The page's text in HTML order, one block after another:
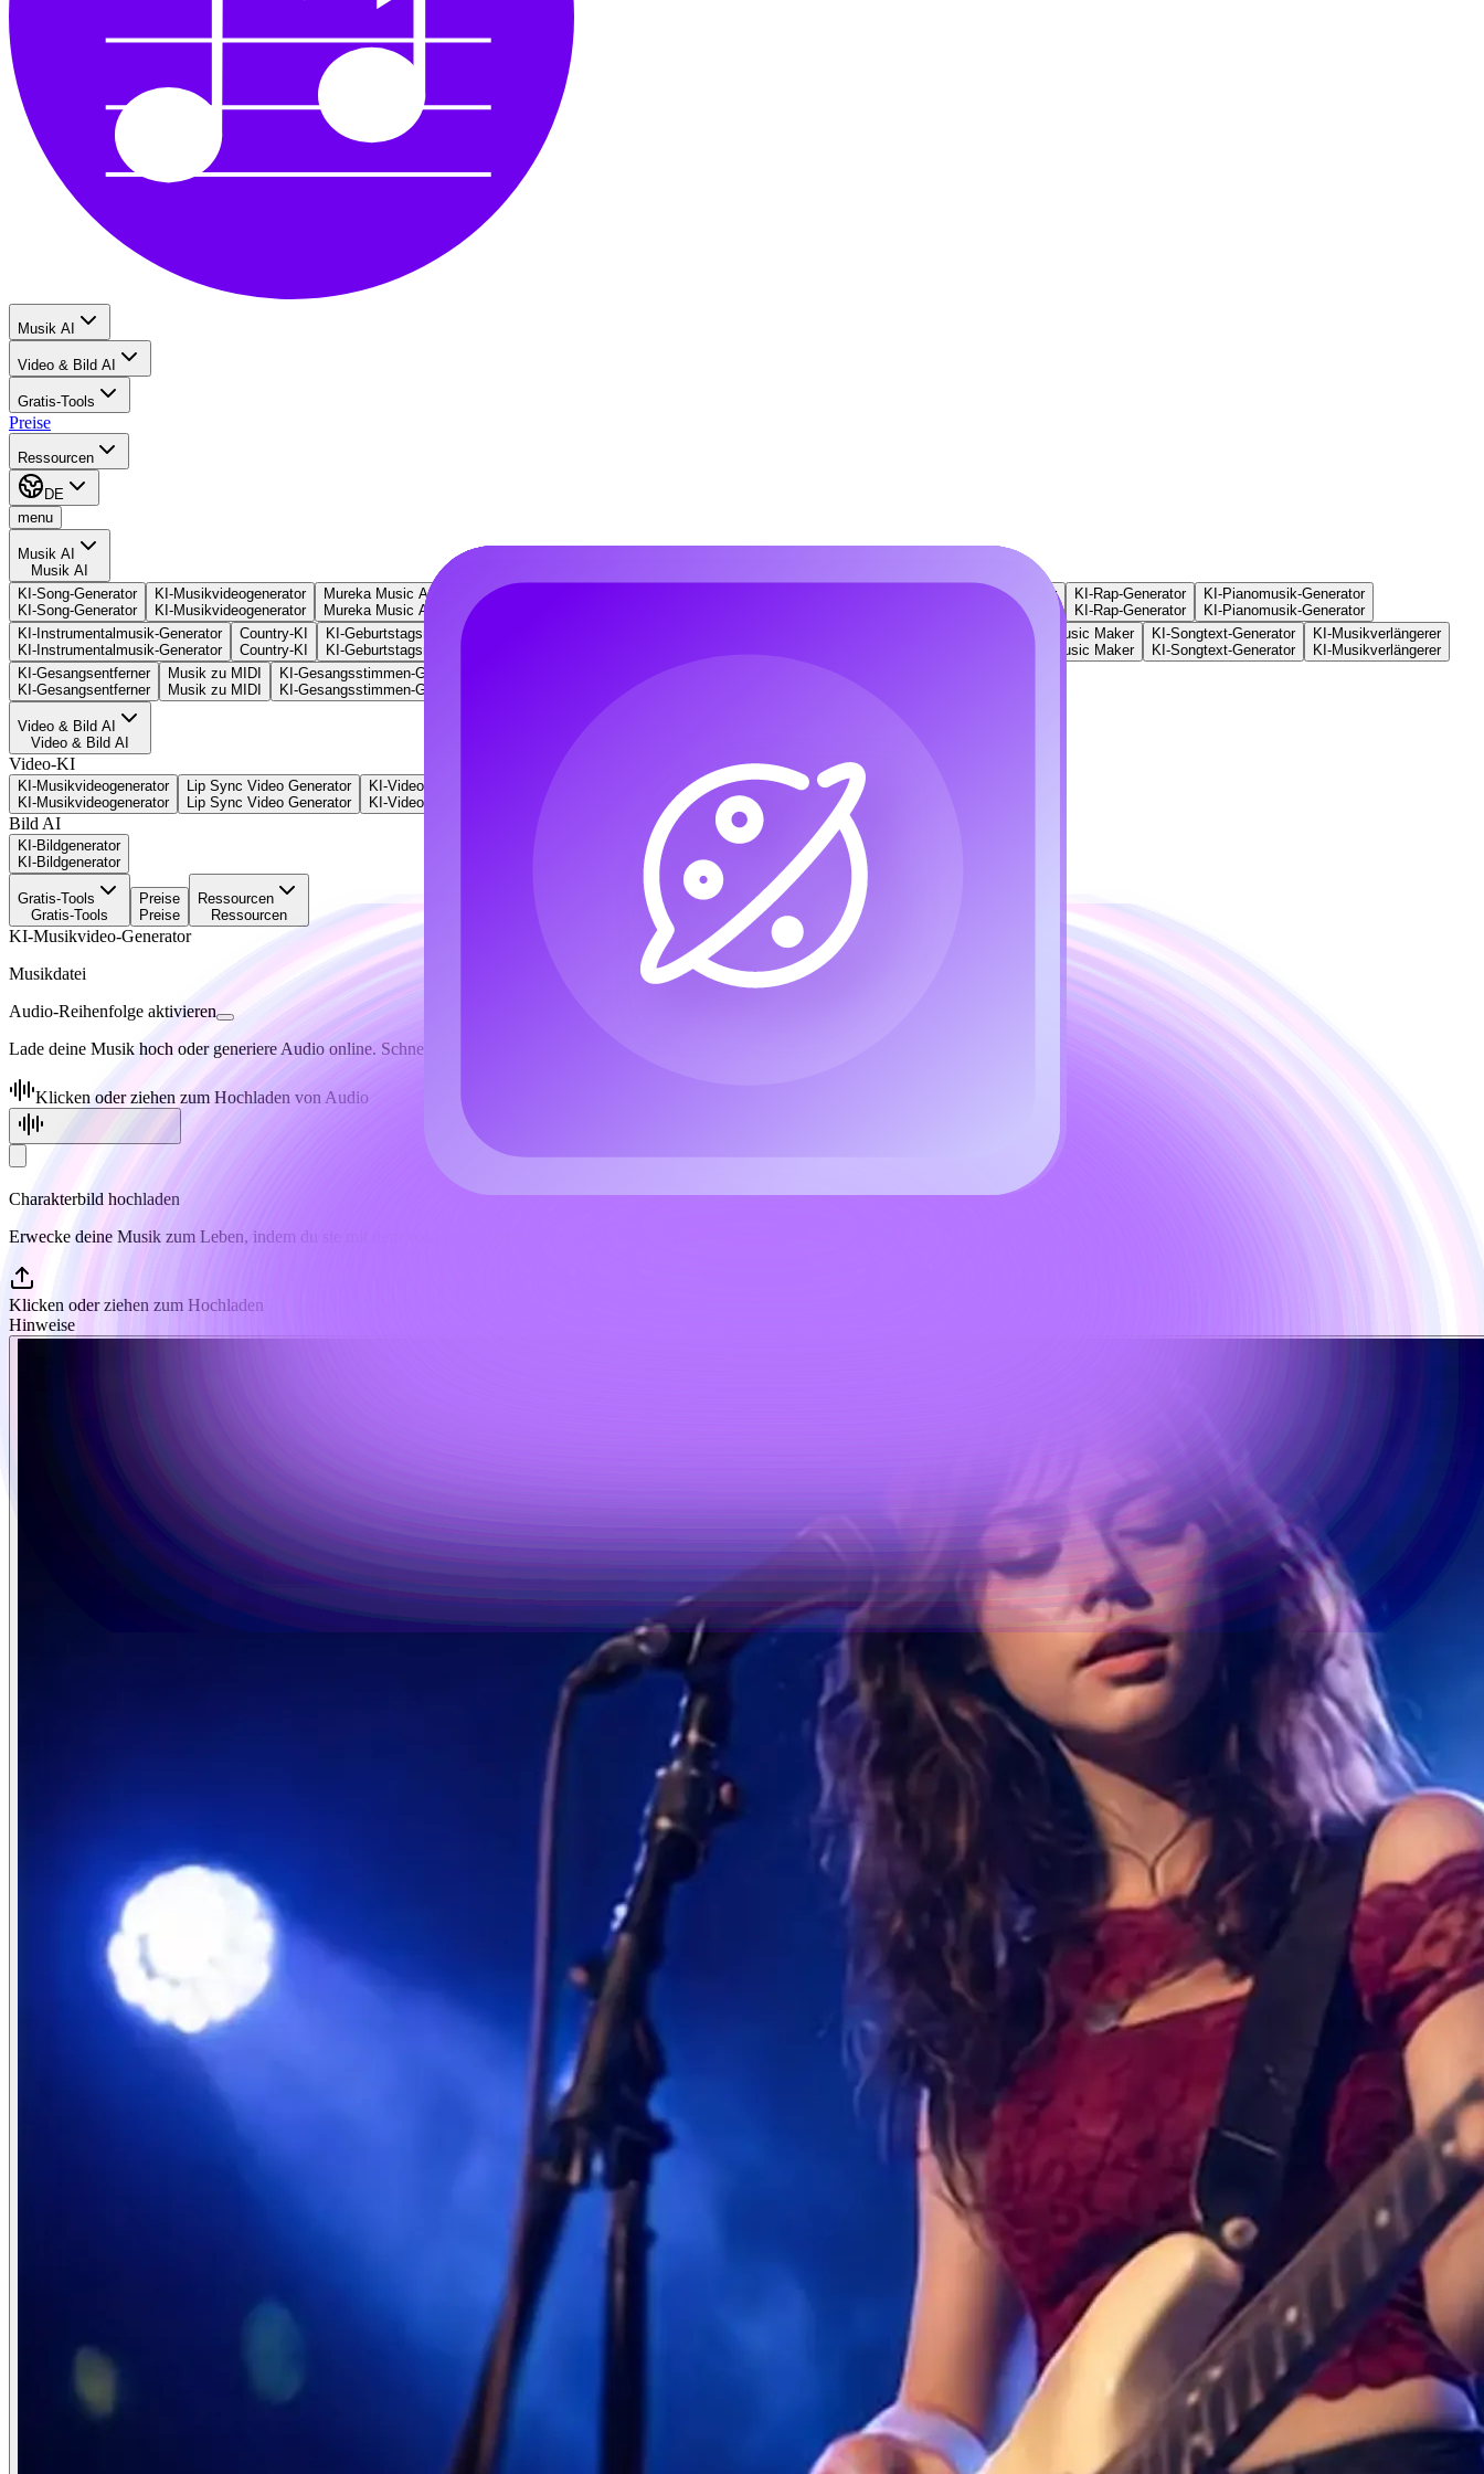
Musik AI
Video & Bild AI
Gratis-Tools
Preise
Ressourcen
DE
menu
Musik AI
Musik AI
KI-Song-Generator
KI-Song-Generator
KI-Musikvideogenerator
KI-Musikvideogenerator
Mureka Music AI
Mureka Music AI
Text zu Musik
Text zu Musik
KI-Stimmenveränderer
KI-Stimmenveränderer
KI-Rap-Generator
KI-Rap-Generator
KI-Pianomusik-Generator
KI-Pianomusik-Generator
KI-Instrumentalmusik-Generator
KI-Instrumentalmusik-Generator
Country-KI
Country-KI
KI-Geburtstagsmusik-Generator
KI-Geburtstagsmusik-Generator
Phonk Music Maker
Phonk Music Maker
KI-Songtext-Generator
KI-Songtext-Generator
KI-Musikverlängerer
KI-Musikverlängerer
KI-Gesangsentferner
KI-Gesangsentferner
Musik zu MIDI
Musik zu MIDI
KI-Gesangsstimmen-Generator
KI-Gesangsstimmen-Generator
KI-Songcover-Generator
Video & Bild AI
Video & Bild AI
Video-KI
KI-Musikvideogenerator
KI-Musikvideogenerator
Lip Sync Video Generator
Lip Sync Video Generator
KI-Videogenerator
KI-Videogenerator
Bild AI
KI-Bildgenerator
KI-Bildgenerator
Gratis-Tools
Gratis-Tools
Preise
Preise
Ressourcen
Ressourcen
KI-Musikvideo-Generator
Musikdatei
Audio-Reihenfolge aktivieren
Lade deine Musik hoch oder generiere Audio online. Schneide mühelos den perfekten Abschnitt aus.
Klicken oder ziehen zum Hochladen von Audio
Charakterbild hochladen
Erwecke deine Musik zum Leben, indem du sie mit dem von dir hochgeladenen Charakter synchronisierst.
Klicken oder ziehen zum Hochladen
Hinweise